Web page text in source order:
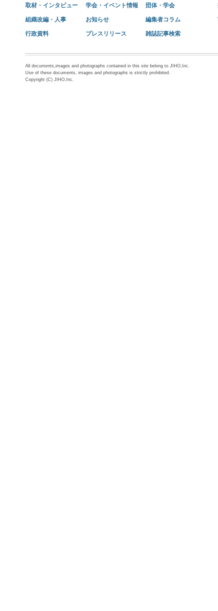
取材・インタビュー 学会・イベント情報 団体・学会
組織改編・人事 お知らせ 編集者コラム
行政資料 プレスリリース 雑誌記事検索
All documents,images and photographs contained in this site belong to JIHO,Inc.
Use of these documents, images and photographs is strictly prohibited.
Copyright (C) JIHO,Inc.